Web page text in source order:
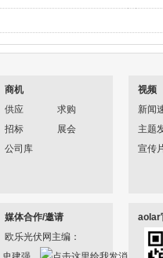
商机
供应
求购
招标
展会
公司库
视频
新闻
主题
宣传
媒体合作/邀请
欧乐光伏网主编：
aolar